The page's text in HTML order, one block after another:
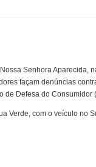
Senhora Aparecida,
façam denúncias
de Defesa do Consumidor
Verde, com o veículo no